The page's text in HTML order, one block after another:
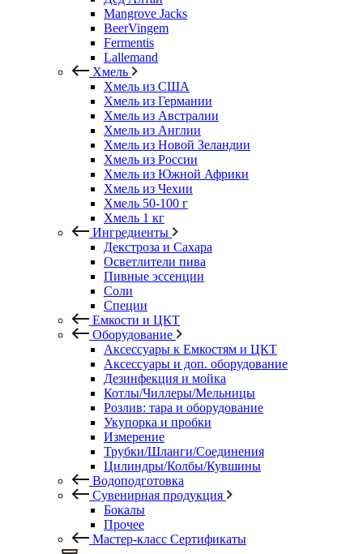
Mangrove Jacks
BeerVingem
Fermentis
Lallemand
Хмель
Хмель из США
Хмель из Германии
Хмель из Австралии
Хмель из Англии
Хмель из Новой Зеландии
Хмель из России
Хмель из Южной Африки
Хмель из Чехии
Хмель 50-100 г
Хмель 1 кг
Ингредиенты
Декстроза и Сахара
Осветлители пива
Пивные эссенции
Соли
Специи
Емкости и ЦКТ
Оборудование
Аксессуары к Емкостям и ЦКТ
Аксессуары и доп. оборудование
Дезинфекция и мойка
Котлы/Чиллеры/Мельницы
Розлив: тара и оборудование
Укупорка и пробки
Измерение
Трубки/Шланги/Соединения
Цилиндры/Колбы/Кувшины
Водоподготовка
Сувенирная продукция
Бокалы
Прочее
Мастер-класс Сертификаты